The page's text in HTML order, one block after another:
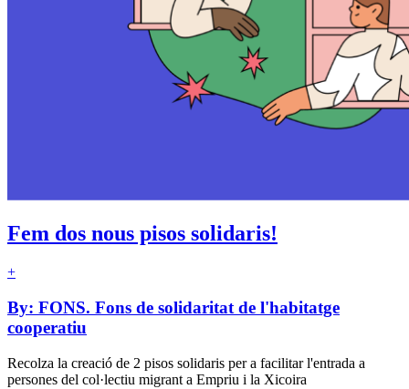
Fem dos nous pisos solidaris!
+
By: FONS. Fons de solidaritat de l'habitatge
cooperatiu
Recolza la creació de 2 pisos solidaris per a facilitar l'entrada a
persones del col·lectiu migrant a Empriu i la Xicoira